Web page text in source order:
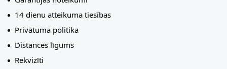
14 dienu atteikuma tiesības
Privātuma politika
Distances līgums
Rekvizīti